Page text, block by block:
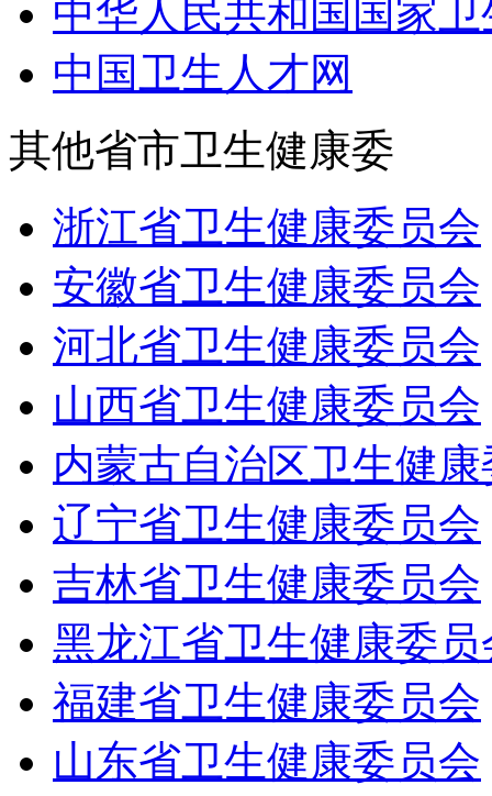
中华人民共和国国家
中国卫生人才网
其他省市卫生健康委
浙江省卫生健康委员会
安徽省卫生健康委员会
河北省卫生健康委员会
山西省卫生健康委员会
内蒙古自治区卫生健
辽宁省卫生健康委员会
吉林省卫生健康委员会
黑龙江省卫生健康委员
福建省卫生健康委员会
山东省卫生健康委员会